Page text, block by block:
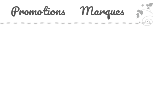
Promotions Marques